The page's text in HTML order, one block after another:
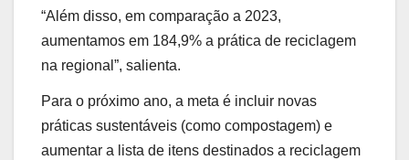
“Além disso, em comparação a 2023,
aumentamos em 184,9% a prática de reciclagem
na regional”, salienta.
Para o próximo ano, a meta é incluir novas
práticas sustentáveis (como compostagem) e
aumentar a lista de itens destinados a reciclagem